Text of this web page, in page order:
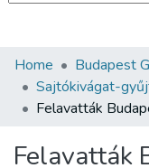
Communities &
All of DSpace
Home Budapest
Sajtókivágat-
Felavatták